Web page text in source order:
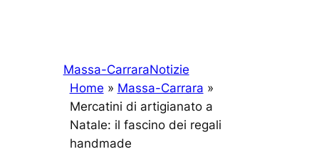
Massa-CarraraNotizie
Home » Massa-Carrara »
Mercatini di artigianato a
Natale: il fascino dei regali
handmade